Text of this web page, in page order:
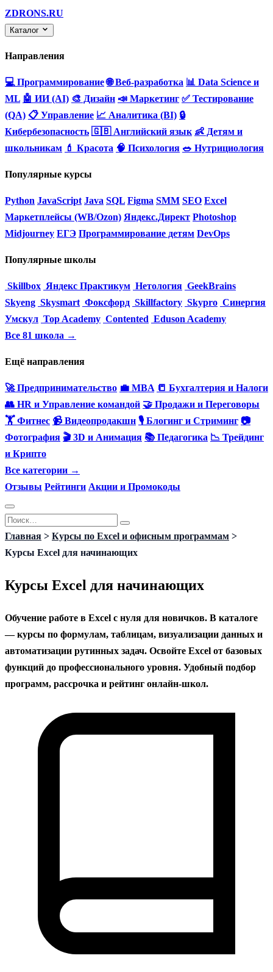
ZDRONS.RU
Каталог
Направления
💻 Программирование 🌐 Веб-разработка 📊 Data Science и
ML 🤖 ИИ (AI) 🎨 Дизайн 📣 Маркетинг ✅ Тестирование
(QA) 📋 Управление 📈 Аналитика (BI) 🔒
Кибербезопасность 🇬🇧 Английский язык 👶 Детям и
школьникам 💄 Красота 🧠 Психология 🥗 Нутрициология
Популярные курсы
Python JavaScript Java SQL Figma SMM SEO Excel
Маркетплейсы (WB/Ozon) Яндекс.Директ Photoshop
Midjourney ЕГЭ Программирование детям DevOps
Популярные школы
Skillbox Яндекс Практикум Нетология GeekBrains
Skyeng Skysmart Фоксфорд Skillfactory Skypro Синергия
Умскул Top Academy Contented Eduson Academy
Все 81 школа →
Ещё направления
🚀 Предпринимательство 💼 MBA 📒 Бухгалтерия и Налоги
👥 HR и Управление командой 🤝 Продажи и Переговоры
🏋️ Фитнес 📹 Видеопродакшн 🎙 Блогинг и Стриминг 📷
Фотография 🎬 3D и Анимация 📚 Педагогика 📉 Трейдинг
и Крипто
Все категории →
Отзывы Рейтинги Акции и Промокоды
Перейти
к
содержанию
Search
for:
Главная > Курсы по Excel и офисным программам >
Курсы Excel для начинающих
Курсы Excel для начинающих
Обучение работе в Excel с нуля для новичков. В каталоге
— курсы по формулам, таблицам, визуализации данных и
автоматизации рутинных задач. Освойте Excel от базовых
функций до профессионального уровня. Удобный подбор
программ, рассрочка и рейтинг онлайн-школ.